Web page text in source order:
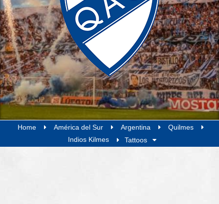
Home América del Sur Argentina
Quilmes
Indios Kilmes
Tattoos